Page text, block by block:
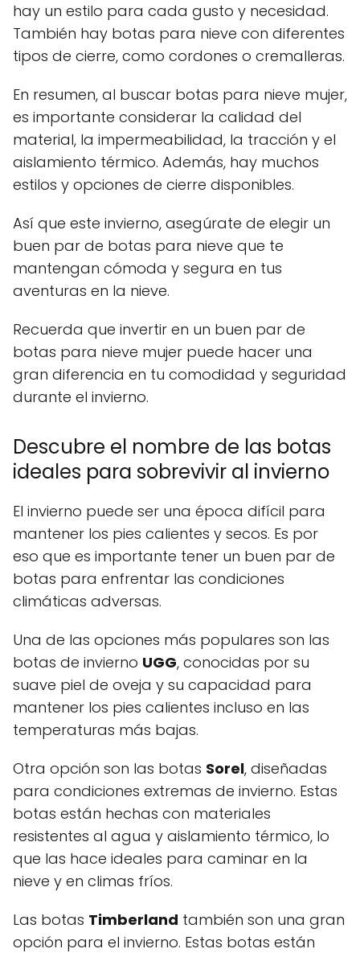
hay un estilo para cada gusto y necesidad.
También hay botas para nieve con diferentes
tipos de cierre, como cordones o cremalleras.
En resumen, al buscar botas para nieve mujer,
es importante considerar la calidad del
material, la impermeabilidad, la tracción y el
aislamiento térmico. Además, hay muchos
estilos y opciones de cierre disponibles.
Así que este invierno, asegúrate de elegir un
buen par de botas para nieve que te
mantengan cómoda y segura en tus
aventuras en la nieve.
Recuerda que invertir en un buen par de
botas para nieve mujer puede hacer una
gran diferencia en tu comodidad y seguridad
durante el invierno.
Descubre el nombre de las botas
ideales para sobrevivir al invierno
El invierno puede ser una época difícil para
mantener los pies calientes y secos. Es por
eso que es importante tener un buen par de
botas para enfrentar las condiciones
climáticas adversas.
Una de las opciones más populares son las
botas de invierno UGG, conocidas por su
suave piel de oveja y su capacidad para
mantener los pies calientes incluso en las
temperaturas más bajas.
Otra opción son las botas Sorel, diseñadas
para condiciones extremas de invierno. Estas
botas están hechas con materiales
resistentes al agua y aislamiento térmico, lo
que las hace ideales para caminar en la
nieve y en climas fríos.
Las botas Timberland también son una gran
opción para el invierno. Estas botas están